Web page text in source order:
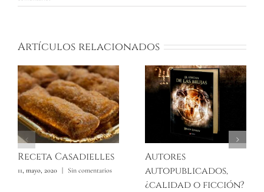
Artículos relacionados
Receta Casadielles
11, mayo, 2020 | Sin comentarios
Autores
autopublicados,
¿calidad o ficción?